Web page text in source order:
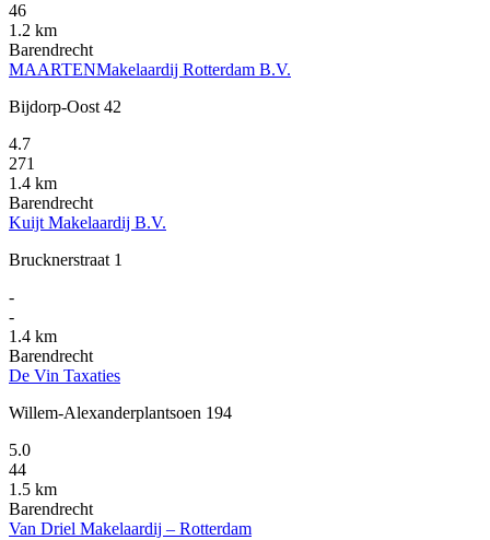
46
1.2 km
Barendrecht
MAARTENMakelaardij Rotterdam B.V.
Bijdorp-Oost 42
4.7
271
1.4 km
Barendrecht
Kuijt Makelaardij B.V.
Brucknerstraat 1
-
-
1.4 km
Barendrecht
De Vin Taxaties
Willem-Alexanderplantsoen 194
5.0
44
1.5 km
Barendrecht
Van Driel Makelaardij – Rotterdam